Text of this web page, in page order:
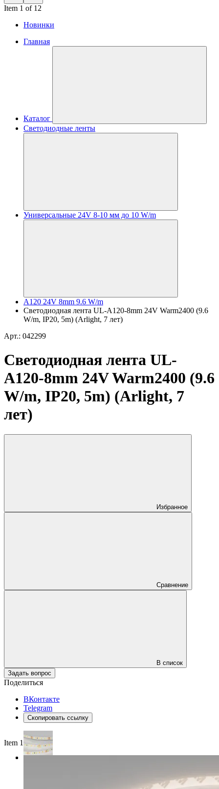
Item 1 of 12
Новинки
Главная
Каталог
Светодиодные ленты
Универсальные 24V 8-10 мм до 10 W/m
A120 24V 8mm 9.6 W/m
Светодиодная лента UL-A120-8mm 24V Warm2400 (9.6
W/m, IP20, 5m) (Arlight, 7 лет)
Арт.: 042299
Светодиодная лента UL-
A120-8mm 24V Warm2400 (9.6
W/m, IP20, 5m) (Arlight, 7
лет)
Избранное
Сравнение
В список
Задать вопрос
Поделиться
ВКонтакте
Telegram
Скопировать ссылку
Item 1 of 3